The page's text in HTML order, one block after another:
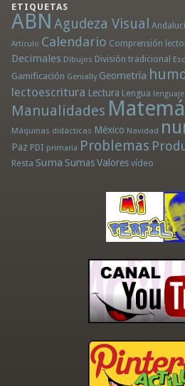
ETIQUETAS
ABN Agudeza Visual
Artículo Calendario Comprensión
Decimales Dibujos División tradicional
Gamificación Genially Geometría
lectoescritura Lectura Lengua lenguaje
Manualidades
Máquinas didácticas México Navidad
Paz PDI primaria Problemas
Resta Suma Sumas Valores vídeo